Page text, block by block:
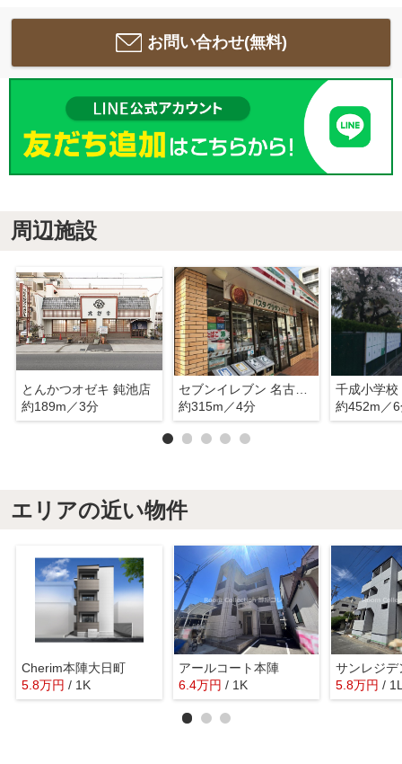
お問い合わせ(無料)
周辺施設
とんかつオゼキ 鈍池店
約189m／3分
セブンイレブン 名古屋畑江通7丁目店
約315m／4分
千成小学校
約452m／
エリアの近い物件
Cherim本陣大日町
5.8万円 / 1K
アールコート本陣
6.4万円 / 1K
サンレジデ
5.8万円 /